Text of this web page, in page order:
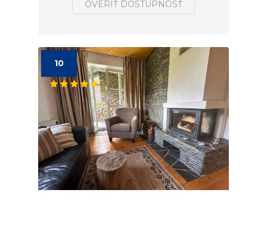
OVERIŤ DOSTUPNOSŤ
10